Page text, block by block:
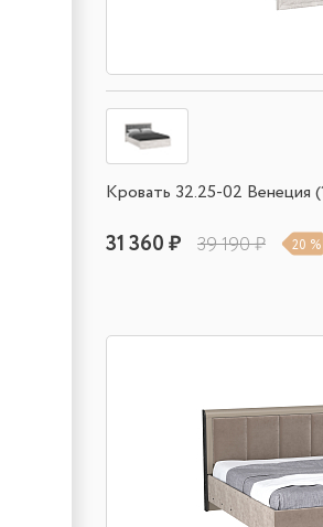
Кровать 32.25-02 Венеция
31 360 ₽ 39 190 ₽ 20 %